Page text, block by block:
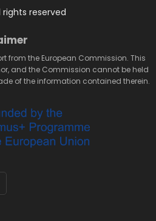
rights reserved
from the European Commission. This
and the Commission cannot be held
of the information contained therein.